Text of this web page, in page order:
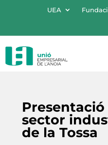
UEA
sector
de la Tossa